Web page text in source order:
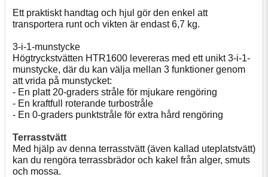
Ett praktiskt handtag och hjul gör den enkel att
transportera runt och vikten är endast 6,7 kg.
3-i-1-munstycke
Högtryckstvätten HTR1600 levereras med ett unikt 3-i-1-
munstycke, där du kan välja mellan 3 funktioner genom
att vrida på munstycket:
- En platt 20-graders stråle för mjukare rengöring
- En kraftfull roterande turbostråle
- En 0-graders punktstråle för extra hård rengöring
Terrasstvätt
Med hjälp av denna terrasstvätt (även kallad uteplatstvätt)
kan du rengöra terrassbrädor och kakel från alger, smuts
och mossa.